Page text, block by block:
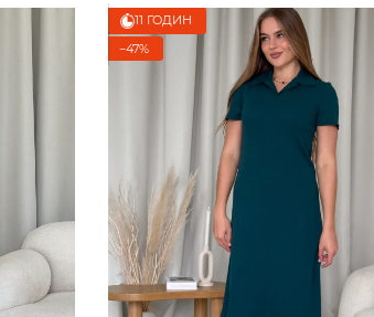
11 ГОДИН
−47%